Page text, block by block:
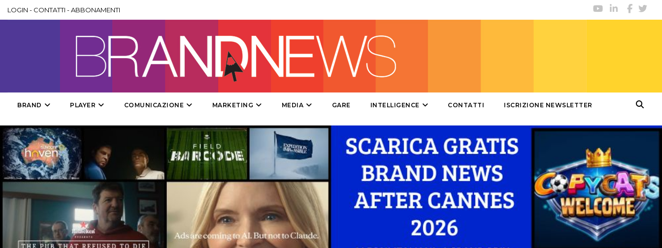
DATI
RICERCHE
NORMATIVE
TREND
CASE HISTORY
OPINIONI
LOGIN - CONTATTI -ABBONAMENTI
BRAND PLAYER COMUNICAZIONE MARKETING MEDIA GARE INTELLIGENCE CONTATTI ISCRIZIONE NEWSLETTER